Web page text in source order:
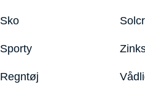
Sko
Sporty
Regntøj